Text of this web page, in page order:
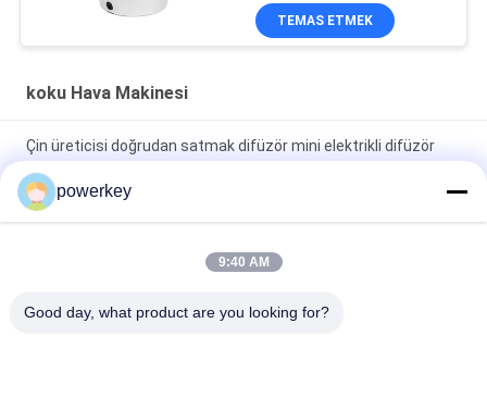
TEMAS ETMEK
koku Hava Makinesi
Çin üreticisi doğrudan satmak difüzör mini elektrikli difüzör
60ml alüminyum
Fabrika doğrudan satış fiyatı aromatik esanslı yağ mini difüzör
Hava Diffuser 1.57W
powerkey
9:40 AM
Good day, what product are you looking for?